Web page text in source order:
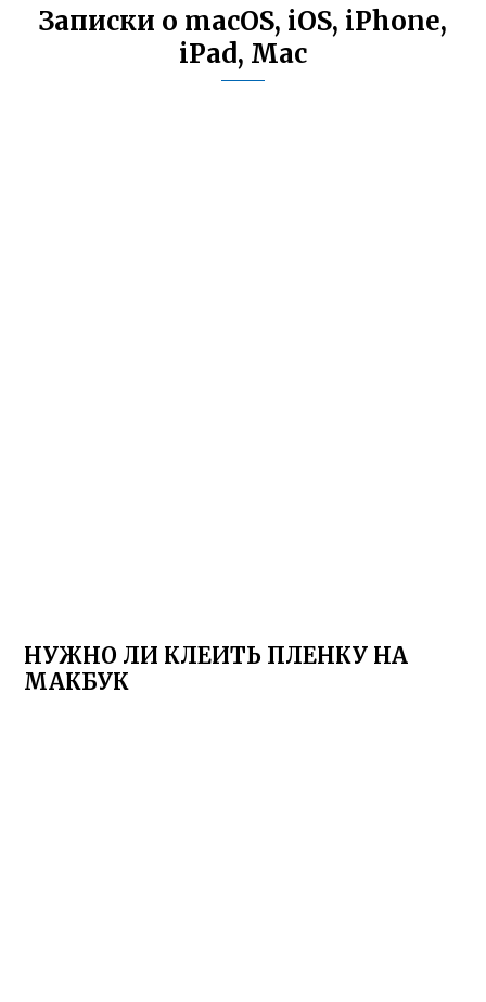
Записки о macOS, iOS, iPhone,
iPad, Mac
НУЖНО ЛИ КЛЕИТЬ ПЛЕНКУ НА
МАКБУК